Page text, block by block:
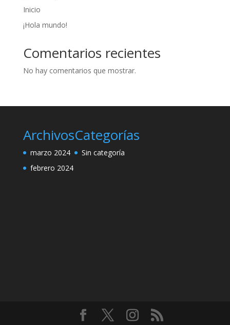
Inicio
¡Hola mundo!
Comentarios recientes
No hay comentarios que mostrar.
Archivos
marzo 2024
febrero 2024
Categorías
Sin categoría